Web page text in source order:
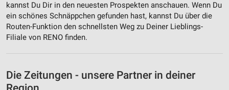
kannst Du Dir in den neuesten Prospekten anschauen. Wenn Du
ein schönes Schnäppchen gefunden hast, kannst Du über die
Routen-Funktion den schnellsten Weg zu Deiner Lieblings-
Filiale von RENO finden.
Die Zeitungen - unsere Partner in deiner